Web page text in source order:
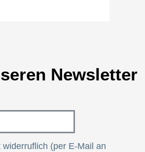
Newsletter
(per E-Mail an